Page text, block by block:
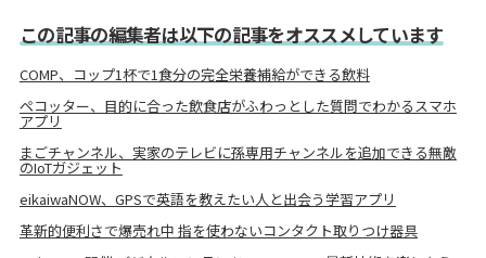
この記事の編集者は以下の記事をオススメしています
COMP、コップ1杯で1食分の完全栄養補給ができる飲料
ペコッター、目的に合った飲食店がふわっとした質問でわかるスマホ
アプリ
まごチャンネル、実家のテレビに孫専用チャンネルを追加できる無敵
のIoTガジェット
eikaiwaNOW、GPSで英語を教えたい人と出会う学習アプリ
革新的便利さで爆売れ中 指を使わないコンタクト取りつけ器具